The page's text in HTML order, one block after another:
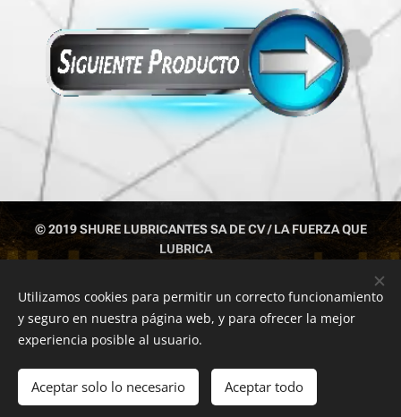
Añadir a la cesta
© 2019 SHURE LUBRICANTES SA DE CV / LA FUERZA QUE
LUBRICA
Cookies
Utilizamos cookies para permitir un correcto funcionamiento
y seguro en nuestra página web, y para ofrecer la mejor
experiencia posible al usuario.
Aceptar solo lo necesario Aceptar todo